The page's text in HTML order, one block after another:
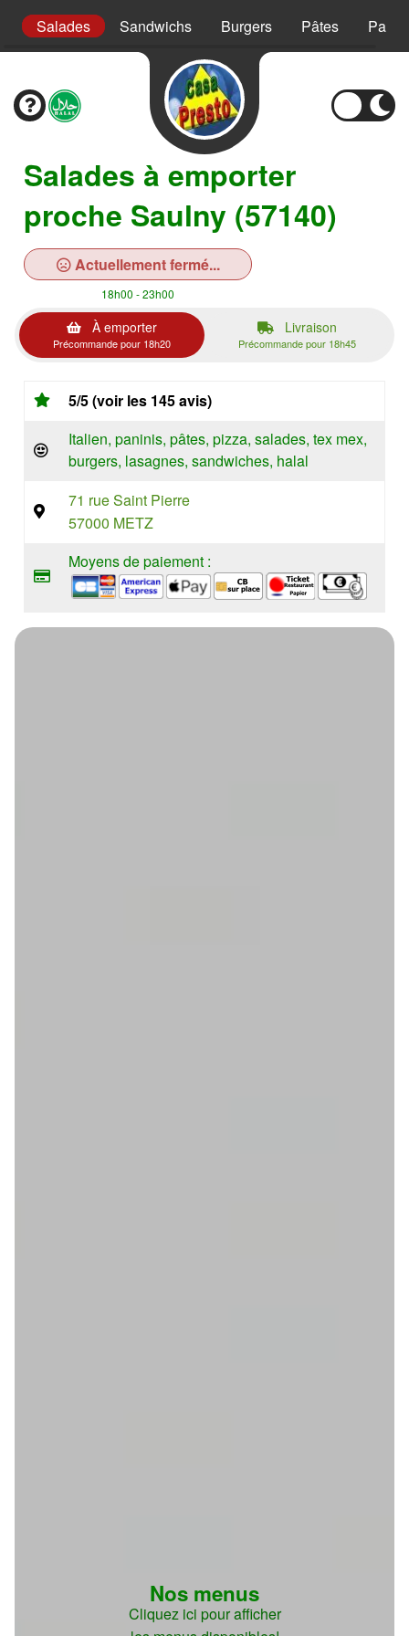
Salades Sandwichs Burgers Pâtes
Salades à emporter
proche Saulny (57140)
Actuellement fermé...
18h00 - 23h00
À emporter
Précommande pour 18h20
Livraison
Précommande pour 18h45
5/5 (voir les 145 avis)
Italien, paninis, pâtes, pizza, salades, tex mex,
burgers, lasagnes, sandwiches, halal
71 rue Saint Pierre
57000 METZ
Moyens de paiement :
Nos menus
Cliquez ici pour afficher